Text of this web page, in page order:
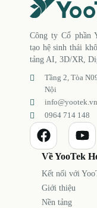
Công ty Cổ phần
tạo hệ sinh thái
tảng AI, 3D/XR,
Tầng 2, Tòa
Nội
info@yootek.vn
0964 714 148
Về YooTek
Kết nối với
Giới thiệu
Nền tảng